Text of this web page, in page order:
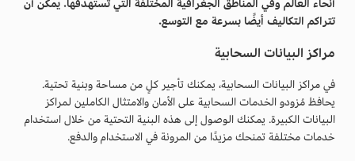
تتراكم التكاليف أيضًا بسرعة مع التوسع.
مراكز البيانات السحابية
في مراكز البيانات السحابية، يمكنك تأجير كلٍ من مساحة وبنية تحتية.
يحافظ مُزودو الخدمات السحابية على الأمان والامتثال الكاملين لمراكز
البيانات الكبيرة. يمكنك الوصول إلى هذه البنية التحتية من خلال استخدام
خدمات مختلفة تمنحك مزيدًا من المرونة في الاستخدام والدفع.